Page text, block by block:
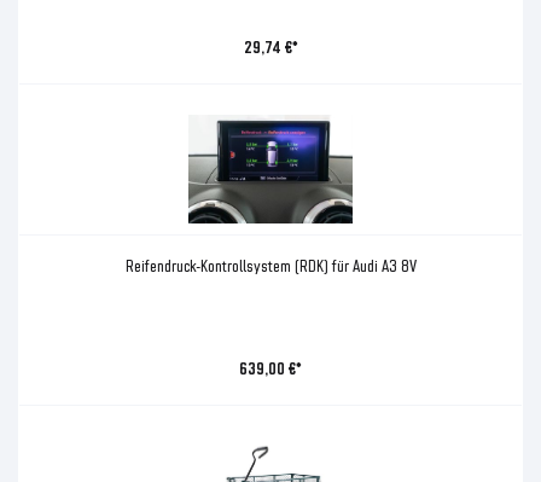
29,74 €*
Reifendruck-Kontrollsystem (RDK) für Audi A3 8V
639,00 €*